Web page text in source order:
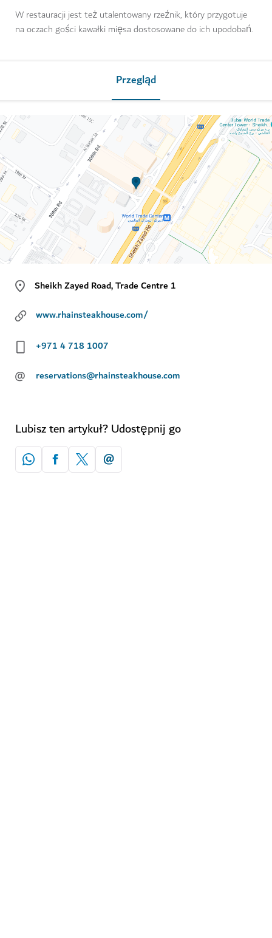
W restauracji jest też utalentowany rzeźnik, który przygotuje
na oczach gości kawałki mięsa dostosowane do ich upodobań.
Przegląd
Sheikh Zayed Road, Trade Centre 1
www.rhainsteakhouse.com/
+971 4 718 1007
@ reservations@rhainsteakhouse.com
Lubisz ten artykuł? Udostępnij go